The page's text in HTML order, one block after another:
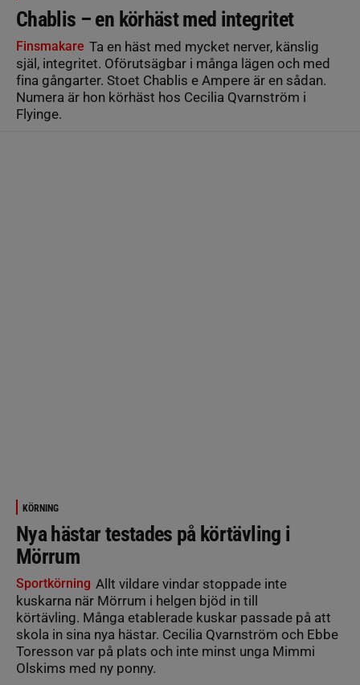
Chablis – en körhäst med integritet
Finsmakare Ta en häst med mycket nerver, känslig
själ, integritet. Oförutsägbar i många lägen och med
fina gångarter. Stoet Chablis e Ampere är en sådan.
Numera är hon körhäst hos Cecilia Qvarnström i
Flyinge.
KÖRNING
Nya hästar testades på körtävling i
Mörrum
Sportkörning Allt vildare vindar stoppade inte
kuskarna när Mörrum i helgen bjöd in till
körtävling. Många etablerade kuskar passade på att
skola in sina nya hästar. Cecilia Qvarnström och Ebbe
Toresson var på plats och inte minst unga Mimmi
Olskims med ny ponny.